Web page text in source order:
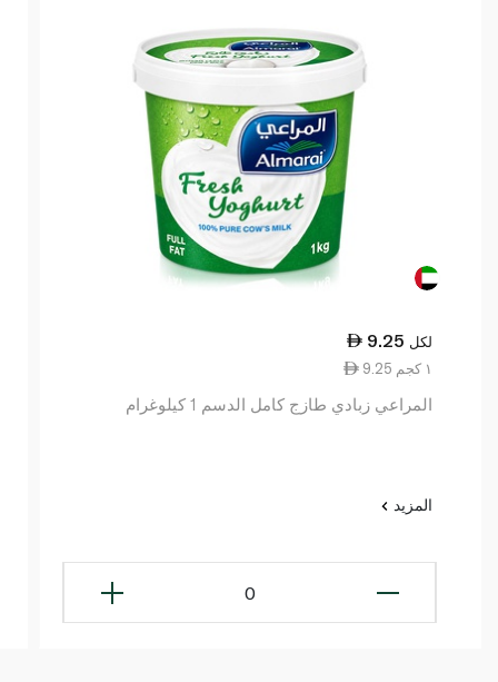
9.25 لكل
9.25 ١ كجم
المراعي زبادي طازج كامل الدسم 1 كيلوغرام
المزيد
0